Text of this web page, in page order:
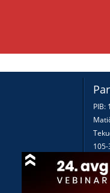
PIB: